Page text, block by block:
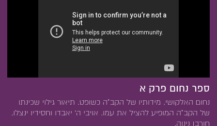
ספר נחום פרק א
נחום האלקושי. מידותיו של הקב"ה כשופט. תיאור גילוי שכינתו
של הקב"ה המופיע להציל את עמו. אויבי ה' יאבדו וחסידיו ינצלו.
חורבן נינוה.